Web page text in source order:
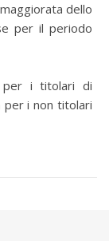
dello
per il periodo
per i titolari di
per i non titolari